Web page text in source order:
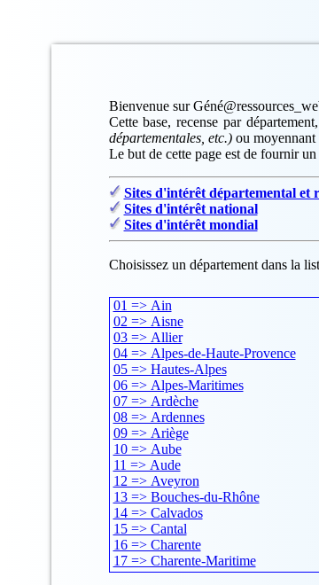
Bienvenue sur
Cette base, recense par
départementales, etc.)ou moyennant
Le but de cette page est de fournir
Sites d'intérêt départemental et
Sites d'intérêt national
Sites d'intérêt mondial
Choisissez un département dans la
01 => Ain
02 => Aisne
03 => Allier
04 => Alpes-de-Haute-Provence
05 => Hautes-Alpes
06 => Alpes-Maritimes
07 => Ardèche
08 => Ardennes
09 => Ariège
10 => Aube
11 => Aude
12 => Aveyron
13 => Bouches-du-Rhône
14 => Calvados
15 => Cantal
16 => Charente
17 => Charente-Maritime
18 => Cher